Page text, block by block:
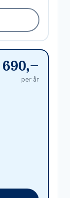
690,–
per år